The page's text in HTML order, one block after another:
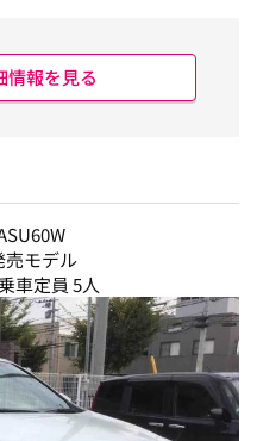
情報を見る
売モデル
車定員 5人